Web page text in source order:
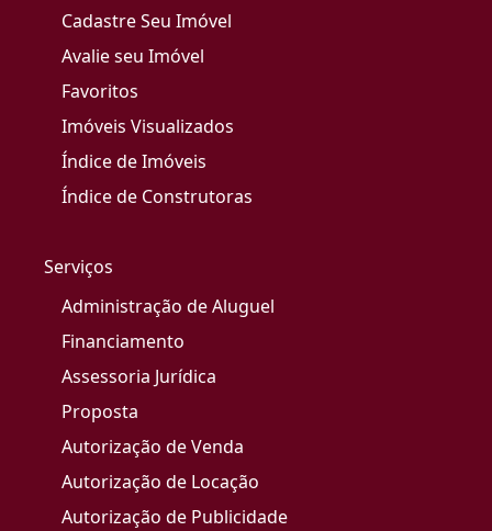
Cadastre Seu Imóvel
Avalie seu Imóvel
Favoritos
Imóveis Visualizados
Índice de Imóveis
Índice de Construtoras
Serviços
Administração de Aluguel
Financiamento
Assessoria Jurídica
Proposta
Autorização de Venda
Autorização de Locação
Autorização de Publicidade